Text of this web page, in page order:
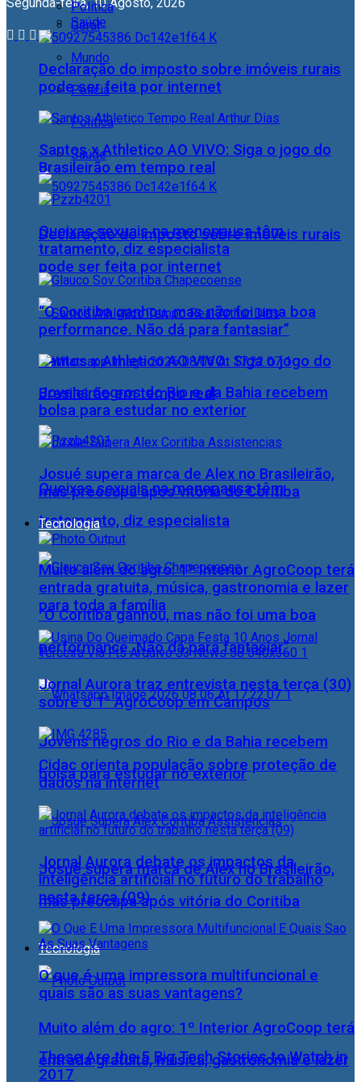
Geral
Mundo
Polícia
Política
Saúde
Declaração do imposto sobre imóveis rurais
pode ser feita por internet
Santos x Athletico AO VIVO: Siga o jogo do
Brasileirão em tempo real
Queixas sexuais na menopausa têm
tratamento, diz especialista
“O Coritiba ganhou, mas não foi uma boa
performance. Não dá para fantasiar”
Jovens negros do Rio e da Bahia recebem
bolsa para estudar no exterior
Josué supera marca de Alex no Brasileirão,
mas preocupa após vitória do Coritiba
Tecnologia
Muito além do agro: 1º Interior AgroCoop terá
entrada gratuita, música, gastronomia e lazer
Política
Saúde
Declaração do imposto sobre imóveis rurais
pode ser feita por internet
Santos x Athletico AO VIVO: Siga o jogo do
Brasileirão em tempo real
Queixas sexuais na menopausa têm
tratamento, diz especialista
“O Coritiba ganhou, mas não foi uma boa
performance. Não dá para fantasiar”
Jovens negros do Rio e da Bahia recebem
bolsa para estudar no exterior
Josué supera marca de Alex no Brasileirão,
mas preocupa após vitória do Coritiba
Tecnologia
Muito além do agro: 1º Interior AgroCoop terá
entrada gratuita, música, gastronomia e lazer
para toda a família
Jornal Aurora traz entrevista nesta terça (30)
sobre o 1° AgroCoop em Campos
Cidac orienta população sobre proteção de
dados na internet
Jornal Aurora debate os impactos da
inteligência artificial no futuro do trabalho
nesta terça (09)
O que é uma impressora multifuncional e
quais são as suas vantagens?
These Are the 5 Big Tech Stories to Watch in
2017